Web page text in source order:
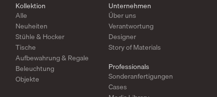
Kollektion
Alle
Neuheiten
Stühle & Hocker
Tische
Aufbewahrung & Regale
Beleuchtung
Objekte
Unternehmen
Über uns
Verantwortung
Designer
Story of Materials
Professionals
Sonderanfertigungen
Cases